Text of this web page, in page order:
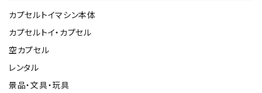
カプセルトイマシン本体
カプセルトイ・カプセル
空カプセル
レンタル
景品・文具・玩具